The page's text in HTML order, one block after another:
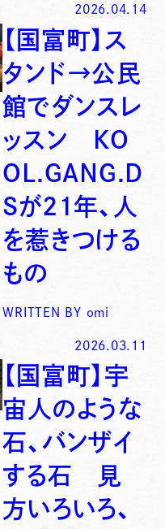
2026.04.14
【国富町】ス
タンド→公民
館でダンスレ
ッスン KO
OL.GANG.D
Sが21年、人
を惹きつける
もの
WRITTEN BY omi
2026.03.11
【国富町】宇
宙人のような
石、バンザイ
する石 見
方いろいろ、